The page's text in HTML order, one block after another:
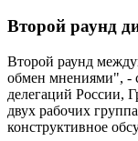
Второй раунд
Второй раунд
обмен мнениями", -
делегаций России,
двух рабочих
конструктивное